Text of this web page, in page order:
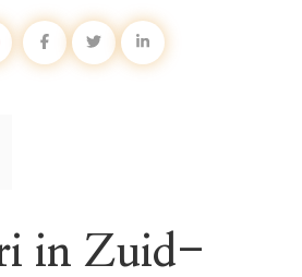
in Zuid-